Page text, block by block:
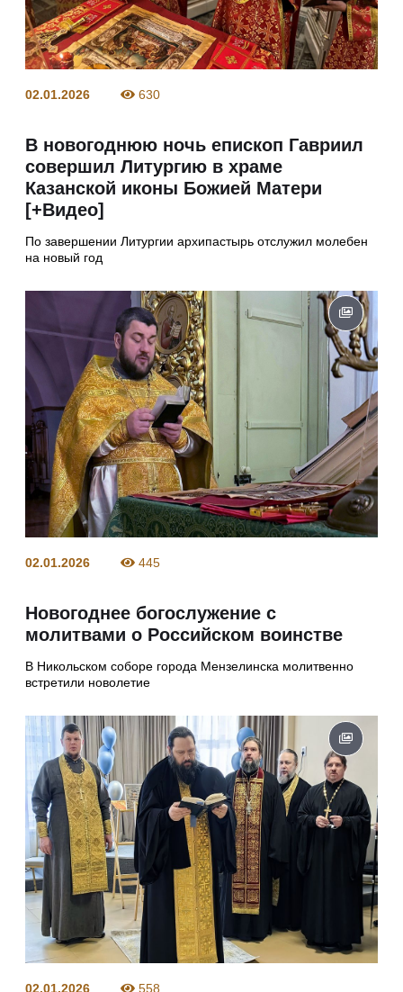
02.01.2026 630
В новогоднюю ночь епископ Гавриил
совершил Литургию в храме
Казанской иконы Божией Матери
[+Видео]
По завершении Литургии архипастырь отслужил молебен
на новый год
02.01.2026 445
Новогоднее богослужение с
молитвами о Российском воинстве
В Никольском соборе города Мензелинска молитвенно
встретили новолетие
02.01.2026 558